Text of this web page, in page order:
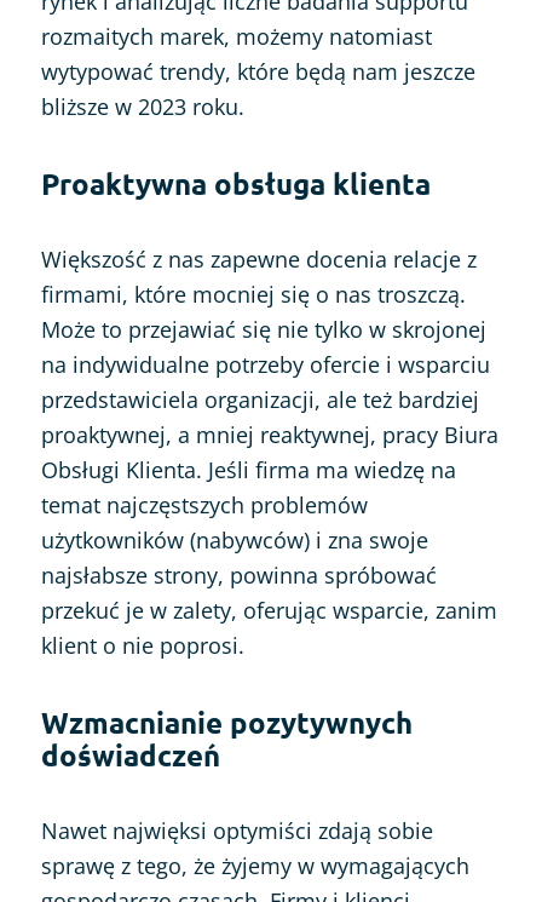
rozmaitych marek, możemy natomiast
wytypować trendy, które będą nam jeszcze
bliższe w 2023 roku.
Proaktywna obsługa klienta
Większość z nas zapewne docenia relacje z
firmami, które mocniej się o nas troszczą.
Może to przejawiać się nie tylko w skrojonej
na indywidualne potrzeby ofercie i wsparciu
przedstawiciela organizacji, ale też bardziej
proaktywnej, a mniej reaktywnej, pracy Biura
Obsługi Klienta. Jeśli firma ma wiedzę na
temat najczęstszych problemów
użytkowników (nabywców) i zna swoje
najsłabsze strony, powinna spróbować
przekuć je w zalety, oferując wsparcie, zanim
klient o nie poprosi.
Wzmacnianie pozytywnych
doświadczeń
Nawet najwięksi optymiści zdają sobie
sprawę z tego, że żyjemy w wymagających